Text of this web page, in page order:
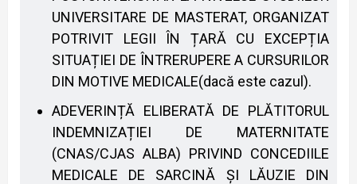
UNIVERSITARE DE MASTERAT, ORGANIZAT
POTRIVIT LEGII ÎN ȚARĂ CU EXCEPȚIA
SITUAȚIEI DE ÎNTRERUPERE A CURSURILOR
DIN MOTIVE MEDICALE(dacă este cazul).
ADEVERINȚĂ ELIBERATĂ DE PLĂTITORUL
INDEMNIZAȚIEI DE MATERNITATE
(CNAS/CJAS ALBA) PRIVIND CONCEDIILE
MEDICALE DE SARCINĂ ȘI LĂUZIE DIN